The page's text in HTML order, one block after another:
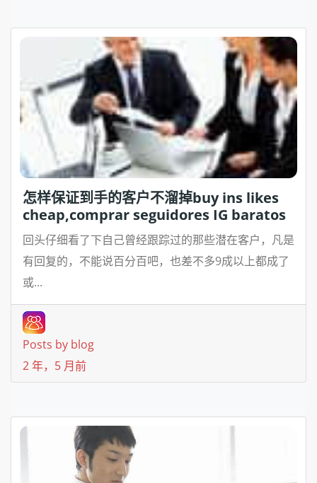
怎样保证到手的客户不溜掉buy ins likes
cheap,comprar seguidores IG baratos
回头仔细看了下自己曾经跟踪过的那些潜在客户，凡是
有回复的，不能说百分百吧，也差不多9成以上都成了
或...
Posts by blog
2 年，5 月前